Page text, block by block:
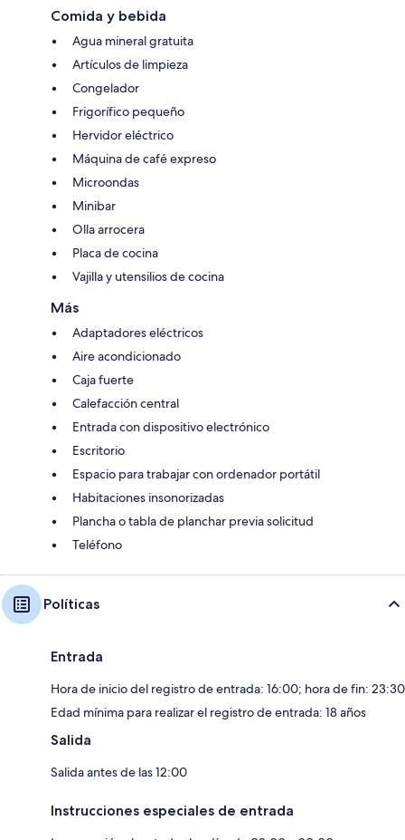
Comida y bebida
Agua mineral gratuita
Artículos de limpieza
Congelador
Frigorífico pequeño
Hervidor eléctrico
Máquina de café expreso
Microondas
Minibar
Olla arrocera
Placa de cocina
Vajilla y utensilios de cocina
Más
Adaptadores eléctricos
Aire acondicionado
Caja fuerte
Calefacción central
Entrada con dispositivo electrónico
Escritorio
Espacio para trabajar con ordenador portátil
Habitaciones insonorizadas
Plancha o tabla de planchar previa solicitud
Teléfono
Políticas
Entrada
Hora de inicio del registro de entrada: 16:00; hora de fin: 23:30
Edad mínima para realizar el registro de entrada: 18 años
Salida
Salida antes de las 12:00
Instrucciones especiales de entrada